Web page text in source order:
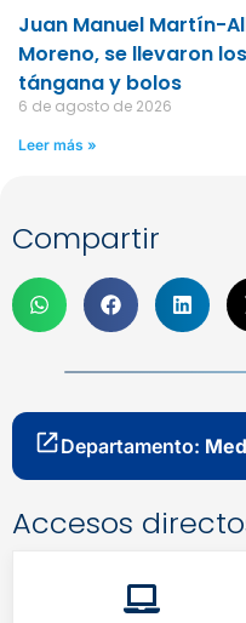
Juan Manuel Martín-
Moreno, se llevaron
tángana y bolos
6 de agosto de 2026
Leer más »
Compartir
Departamento:
Accesos